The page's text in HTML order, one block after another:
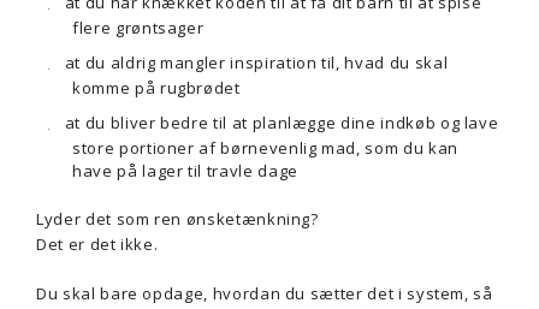
flere grøntsager
at du aldrig mangler inspiration til, hvad du skal
komme på rugbrødet
at du bliver bedre til at planlægge dine indkøb og lave
store portioner af børnevenlig mad, som du kan
have på lager til travle dage
Lyder det som ren ønsketænkning?
Det er det ikke.
Du skal bare opdage, hvordan du sætter det i system, så